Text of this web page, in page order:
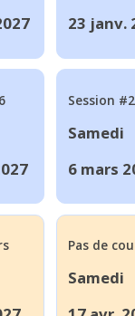
23 janv.
Session
Samedi
6 mars
Pas de
Samedi